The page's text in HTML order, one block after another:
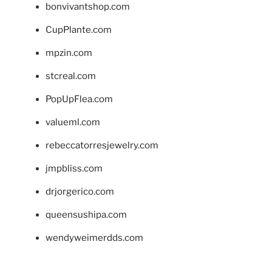
bonvivantshop.com
CupPlante.com
mpzin.com
stcreal.com
PopUpFlea.com
valueml.com
rebeccatorresjewelry.com
jmpbliss.com
drjorgerico.com
queensushipa.com
wendyweimerdds.com